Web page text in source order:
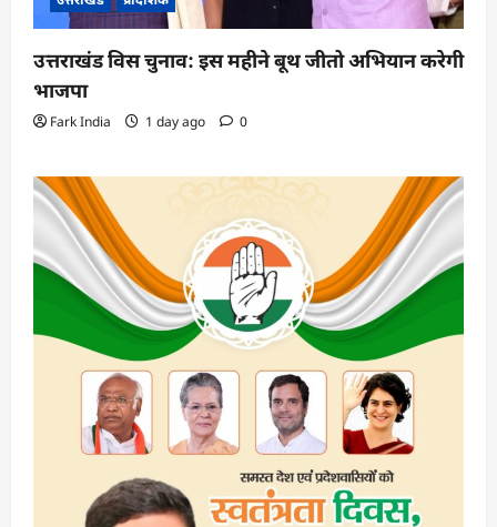
उत्तराखंड विस चुनाव: इस महीने बूथ जीतो अभियान करेगी
भाजपा
Fark India 1 day ago 0